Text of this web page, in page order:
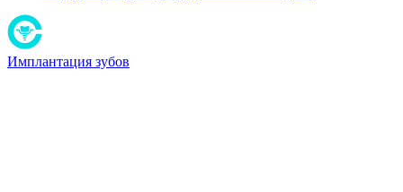
Имплантация зубов